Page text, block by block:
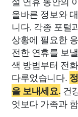
올바른 정보와
니다. 각종 포털
상황에 필요한
전한 연휴를 보
색 방법부터 전
다루었습니다.
을 보내세요. 건
엇보다 가족과